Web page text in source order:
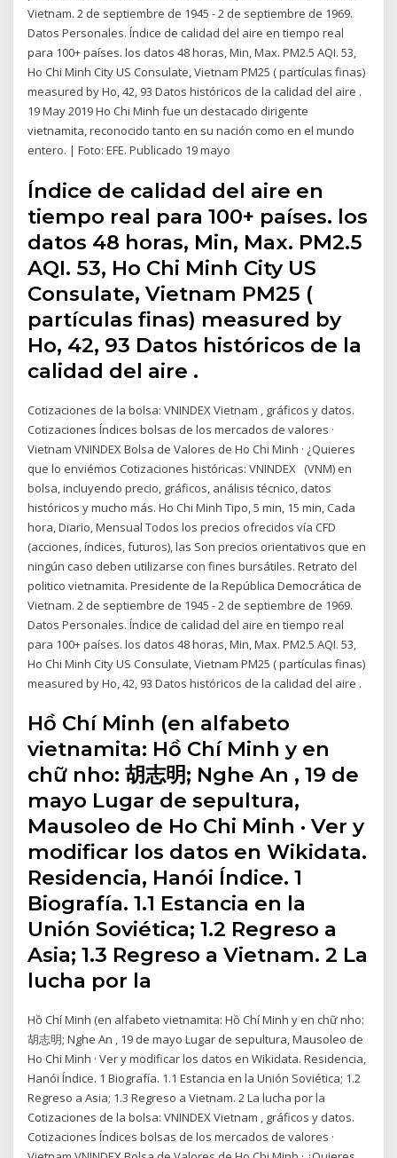
Vietnam. 2 de septiembre de 1945 - 2 de septiembre de 1969.
Datos Personales. Índice de calidad del aire en tiempo real
para 100+ países. ​​los datos 48 horas, Min, Max. PM2.5 AQI. 53,
Ho Chi Minh City US Consulate, Vietnam PM25 ( partículas finas)
measured by Ho, 42, 93 Datos históricos de la calidad del aire .
19 May 2019 Ho Chi Minh fue un destacado dirigente
vietnamita, reconocido tanto en su nación como en el mundo
entero. | Foto: EFE. Publicado 19 mayo
Índice de calidad del aire en
tiempo real para 100+ países. ​​los
datos 48 horas, Min, Max. PM2.5
AQI. 53, Ho Chi Minh City US
Consulate, Vietnam PM25 (
partículas finas) measured by
Ho, 42, 93 Datos históricos de la
calidad del aire .
Cotizaciones de la bolsa: VNINDEX Vietnam , gráficos y datos.
Cotizaciones Índices bolsas de los mercados de valores ·
Vietnam VNINDEX Bolsa de Valores de Ho Chi Minh · ¿Quieres
que lo enviémos Cotizaciones históricas: VNINDEX (VNM) en
bolsa, incluyendo precio, gráficos, análisis técnico, datos
históricos y mucho más. Ho Chi Minh Tipo, 5 min, 15 min, Cada
hora, Diario, Mensual Todos los precios ofrecidos vía CFD
(acciones, índices, futuros), las Son precios orientativos que en
ningún caso deben utilizarse con fines bursátiles. Retrato del
politico vietnamita. Presidente de la República Democrática de
Vietnam. 2 de septiembre de 1945 - 2 de septiembre de 1969.
Datos Personales. Índice de calidad del aire en tiempo real
para 100+ países. ​​los datos 48 horas, Min, Max. PM2.5 AQI. 53,
Ho Chi Minh City US Consulate, Vietnam PM25 ( partículas finas)
measured by Ho, 42, 93 Datos históricos de la calidad del aire .
Hồ Chí Minh (en alfabeto
vietnamita: Hồ Chí Minh y en
chữ nho: 胡志明; Nghe An , 19 de
mayo Lugar de sepultura,
Mausoleo de Ho Chi Minh · Ver y
modificar los datos en Wikidata.
Residencia, Hanói Índice. 1
Biografía. 1.1 Estancia en la
Unión Soviética; 1.2 Regreso a
Asia; 1.3 Regreso a Vietnam. 2 La
lucha por la
Hồ Chí Minh (en alfabeto vietnamita: Hồ Chí Minh y en chữ nho:
胡志明; Nghe An , 19 de mayo Lugar de sepultura, Mausoleo de
Ho Chi Minh · Ver y modificar los datos en Wikidata. Residencia,
Hanói Índice. 1 Biografía. 1.1 Estancia en la Unión Soviética; 1.2
Regreso a Asia; 1.3 Regreso a Vietnam. 2 La lucha por la
Cotizaciones de la bolsa: VNINDEX Vietnam , gráficos y datos.
Cotizaciones Índices bolsas de los mercados de valores ·